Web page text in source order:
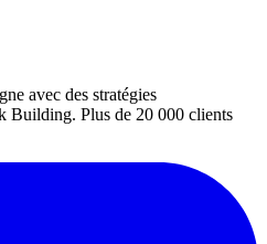
avec des stratégies
Building. Plus de 20 000 clients